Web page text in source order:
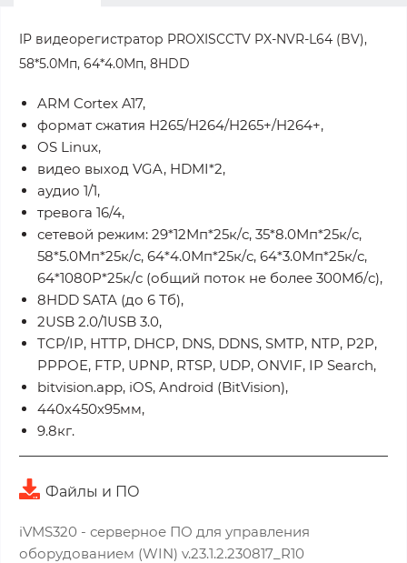
IP видеорегистратор PROXISCCTV PX-NVR-L64 (BV),
58*5.0Мп, 64*4.0Мп, 8HDD
ARM Cortex A17,
формат сжатия H265/H264/H265+/H264+,
OS Linux,
видео выход VGA, HDMI*2,
аудио 1/1,
тревога 16/4,
сетевой режим: 29*12Мп*25к/с, 35*8.0Мп*25к/с,
58*5.0Мп*25к/с, 64*4.0Мп*25к/с, 64*3.0Мп*25к/с,
64*1080P*25к/с (общий поток не более 300Mб/с),
8HDD SATA (до 6 Тб),
2USB 2.0/1USB 3.0,
TCP/IP, HTTP, DHCP, DNS, DDNS, SMTP, NTP, P2P,
PPPOE, FTP, UPNP, RTSP, UDP, ONVIF, IP Search,
bitvision.app, iOS, Android (BitVision),
440х450х95мм,
9.8кг.
Файлы и ПО
iVMS320 - серверное ПО для управления
оборудованием (WIN) v.23.1.2.230817_R10